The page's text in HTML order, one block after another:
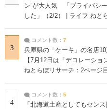
ン”が大人気 「プライバシ
した」（2/2） | ライフ ねと
3
コメント数： 7
兵庫県の「ケーキ」の名店
【7月12日は「デコレーシ
ねとらぼリサーチ：2ページ目
4
コメント数： 5
「北海道土産としてもセン